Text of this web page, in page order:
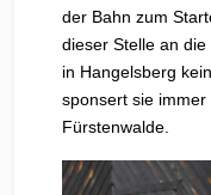
der Bahn zum
dieser Stelle an
in Hangelsberg
sponsert sie
Fürstenwalde.